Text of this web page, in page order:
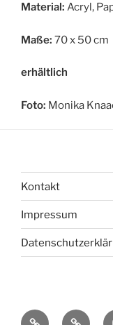
Material: Acryl,
Maße: 70 x 50 cm
erhältlich
Foto: Monika
Kontakt
Impressum
bsky